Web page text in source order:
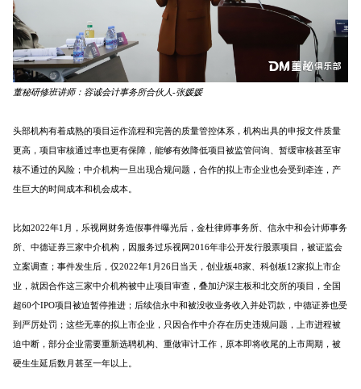
董秘研修班讲师：容诚会计事务所合伙人-张媛媛
头部机构有着成熟的项目运作流程和完善的质量管控体系，机构出具的申报文件质量
更高，项目审核通过率也更有保障，能够有效降低项目被监管问询、暂缓审核甚至审
核不通过的风险；中介机构一旦出现合规问题，合作的拟上市企业也会受到牵连，产
生巨大的时间成本和机会成本。
比如2022年1月，乐视网财务造假事件曝光后，金杜律师事务所、信永中和会计师事务
所、中德证券三家中介机构，因服务过乐视网2016年非公开发行股票项目，被证监会
立案调查；事件发生后，仅2022年1月26日当天，创业板48家、科创板12家拟上市企
业，就因合作这三家中介机构被中止项目审查，叠加沪深主板和北交所的项目，全国
超60个IPO项目被迫暂停推进；后续信永中和被没收业务收入并处罚款，中德证券也受
到严厉处罚；这些无辜的拟上市企业，只因合作中介存在历史违规问题，上市进程被
迫中断，部分企业需要重新选聘机构、重做审计工作，原本即将收尾的上市周期，被
硬生生延后数月甚至一年以上。